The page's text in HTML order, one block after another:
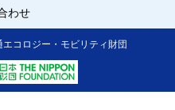
わせ
コロジー・モビリティ財団